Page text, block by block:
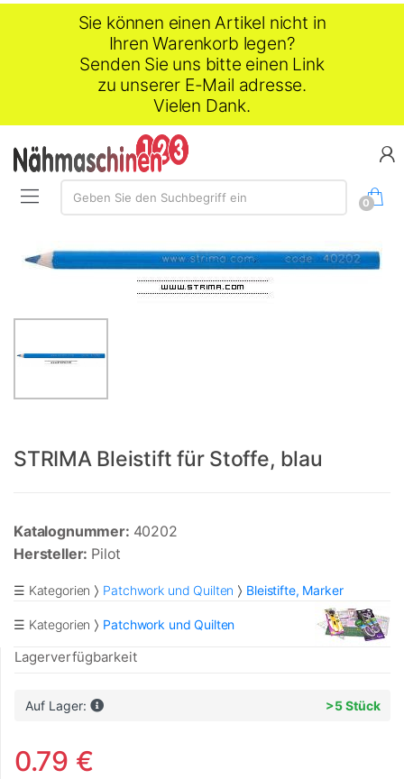
Sie können einen Artikel nicht in
Ihren Warenkorb legen?
Senden Sie uns bitte einen Link
zu unserer E-Mail adresse.
Vielen Dank.
Suche:
Geben Sie den Suchbegriff ein
0
STRIMA Bleistift für Stoffe, blau
Katalognummer: 40202
Hersteller: Pilot
☰ Kategorien Patchwork und Quilten Bleistifte, Marker
☰ Kategorien Patchwork und Quilten
Lagerverfügbarkeit
Auf Lager: >5 Stück
0.79 €